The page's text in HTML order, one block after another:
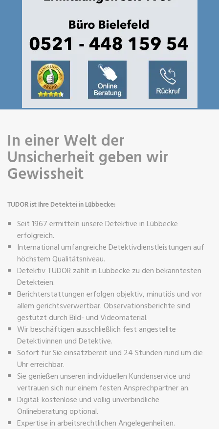
In einer Welt der
Unsicherheit geben wir
Gewissheit
TUDOR ist Ihre Detektei in Lübbecke:
Seit 1967 ermitteln unsere Detektive in Lübbecke
erfolgreich.
International umfangreiche Detektivdienstleistungen auf
höchstem Qualitätsniveau.
Detektiv TUDOR zählt in Lübbecke zu den bekanntesten
Detekteien.
Berichterstattungen erfolgen objektiv, minutiös und vor
allem gerichtsverwertbar. Observationsberichte sind
gestützt durch Bild- und Videomaterial.
Wir beschäftigen ausschließlich fest angestellte
Detektivinnen und Detektive.
Sofort für Sie einsatzbereit und 24 Stunden rund um die
Uhr erreichbar.
Sie genießen unseren individuellen Kundenservice und
vertrauen sich nur einem festen Ansprechpartner an.
Digital: kostenlose und völlig unverbindliche
Onlineberatung optional.
Expertise in arbeitsrechtlichen Angelegenheiten.